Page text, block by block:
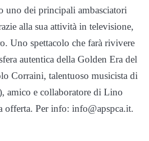
uno dei principali ambasciatori
alla sua attività in televisione,
Uno spettacolo che farà rivivere
autentica della Golden Era del
Corraini, talentuoso musicista di
amico e collaboratore di Lino
offerta. Per info: info@apspca.it.